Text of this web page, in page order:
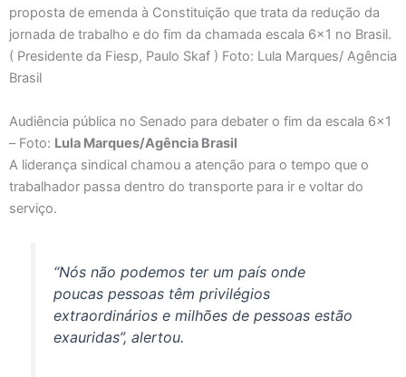
Audiência pública no Senado para debater o fim da escala 6×1
– Foto: Lula Marques/Agência Brasil
A liderança sindical chamou a atenção para o tempo que o
trabalhador passa dentro do transporte para ir e voltar do
serviço.
“Nós não podemos ter um país onde
poucas pessoas têm privilégios
extraordinários e milhões de pessoas estão
exauridas”, alertou.